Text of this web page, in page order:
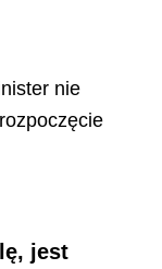
nie
jest